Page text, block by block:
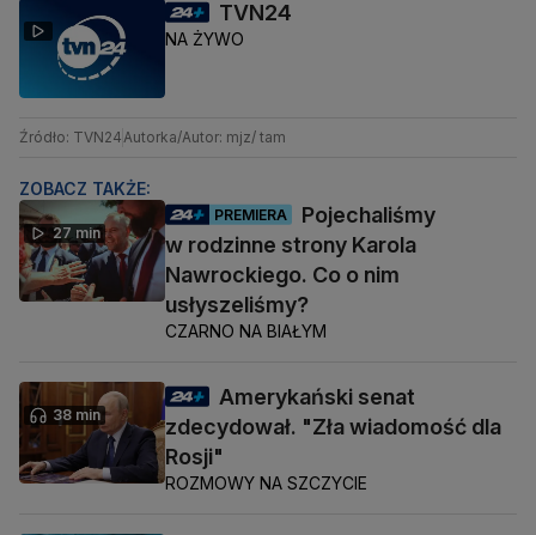
TVN24
NA ŻYWO
Źródło: TVN24Autorka/Autor: mjz/ tam
ZOBACZ TAKŻE:
27 min
PREMIERA
Pojechaliśmy
w rodzinne strony Karola
Nawrockiego. Co o nim
usłyszeliśmy?
CZARNO NA BIAŁYM
38 min
Amerykański senat
zdecydował. "Zła wiadomość dla
Rosji"
ROZMOWY NA SZCZYCIE